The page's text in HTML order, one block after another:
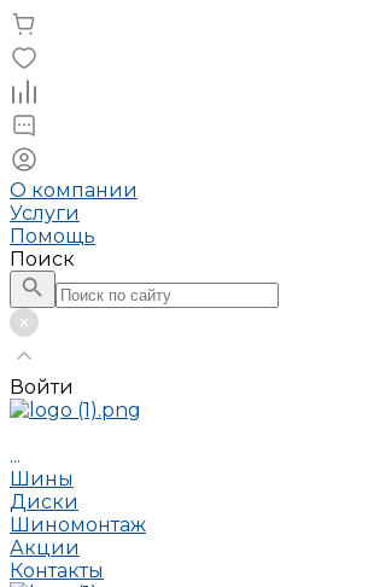
О компании
Услуги
Помощь
Поиск
Войти
...
Шины
Диски
Шиномонтаж
Акции
Контакты